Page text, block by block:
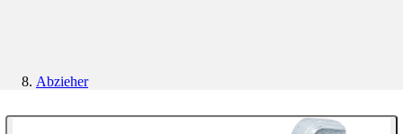
Abzieher